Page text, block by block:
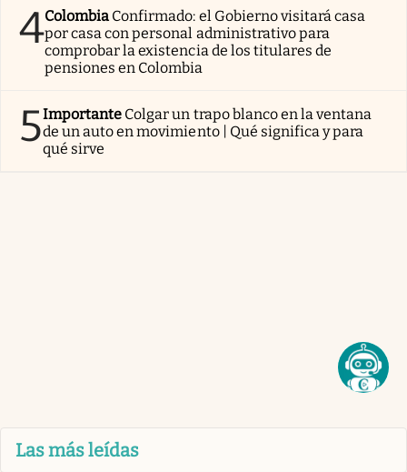
4Colombia Confirmado: el Gobierno visitará casa
por casa con personal administrativo para
comprobar la existencia de los titulares de
pensiones en Colombia
5Importante Colgar un trapo blanco en la ventana
de un auto en movimiento | Qué significa y para
qué sirve
Las más leídas